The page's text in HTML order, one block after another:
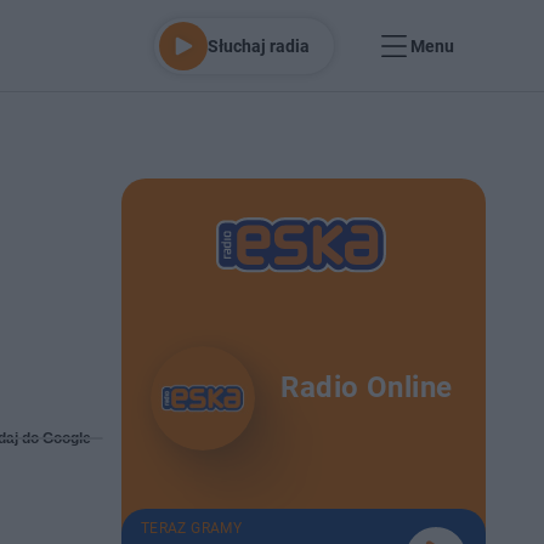
Słuchaj radia Menu
do Google
Radio Online
TERAZ GRAMY